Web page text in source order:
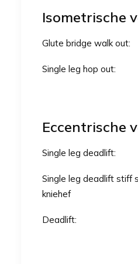
Isometrische
Glute bridge walk out:
Single leg hop out:
Eccentrische
Single leg deadlift:
Single leg deadlift stiff
kniehef
Deadlift: